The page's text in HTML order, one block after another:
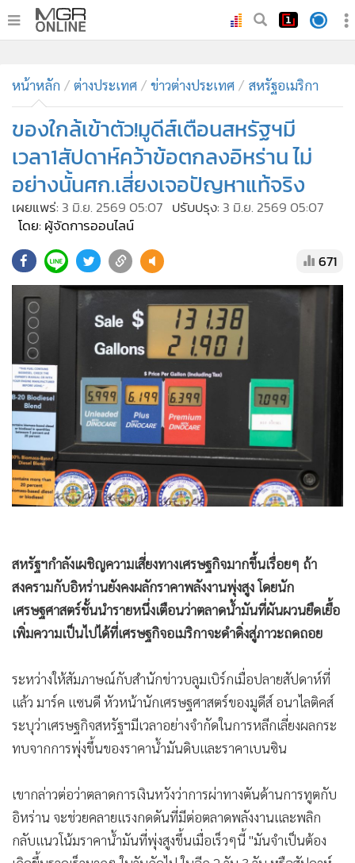
• ทันเหตุการณ์
• ภาคใต้
• ภูมิภาค
• Online Section
• บันเทิง
• ผู้จัดการรายวัน
คอลัมนิสต์
• ละคร
• CbizReview
Cyber BIZ
ผู้จัดกวน
Good health & Well-being
• Green Innovation & SD
• Management & HR
• MGR Live
• Infographic
• การเมือง
• ท่องเที่ยว
ต่างประเทศ
Special Scoop
เศรษฐกิจ-ธุรกิจ
• จีน
• อาชญากรรม
• Motoring
• เกม
• วิทยาศาสตร์
• หุ้น
• อินโดจีน
• กองทุนรวม
หน้าหลัก ต่างประเทศ ข่าวต่างประเทศ สหรัฐอเมริกา
ของใกล้เข้าตัว!มูดีส์เตือนสหรัฐฯมี
เวลา1สัปดาห์คว้าข้อตกลงอิหร่าน ไม่
อย่างนั้นศก.เสี่ยงเจอปัญหาแท้จริง
เผยแพร่: 3 มิ.ย. 2569 05:07ปรับปรุง:3 มิ.ย. 2569 05:07
โดย: ผู้จัดการออนไลน์
สงครามกับอิหร่านยังคงผลักราคาพลังงานพุ่งสูง โดยนัก
เศรษฐศาสตร์ชั้นนำรายหนึ่งเตือนว่าตลาดน้ำมันที่ผันผวนยืดเยื้อ
เพิ่มความเป็นไปได้ที่เศรษฐกิจอเมริกาจะดำดิ่งสู่ภาวะถดถอย
แล้ว มาร์ค แซนดี หัวหน้านักเศรษฐศาสตร์ของมูดีส์ อนาไลติคส์
ระบุว่าเศรษฐกิจสหรัฐฯมีเวลาอย่างจำกัดในการหลีกเลี่ยงผลกระ
ทบจากการพุ่งขึ้นของราคาน้ำมันดิบและราคาเบนซิน